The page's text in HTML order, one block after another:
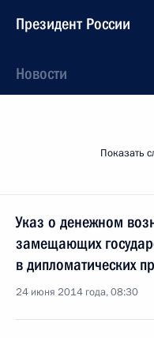
Президент России
Новости
Показать
Указ о денежном
замещающих
в дипломатических
24 июня 2014 года, 08:30